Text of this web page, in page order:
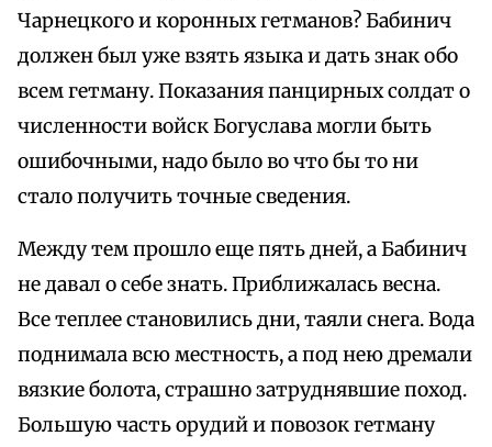
Чарнецкого и коронных гетманов? Бабинич
должен был уже взять языка и дать знак обо
всем гетману. Показания панцирных солдат о
численности войск Богуслава могли быть
ошибочными, надо было во что бы то ни
стало получить точные сведения.
Между тем прошло еще пять дней, а Бабинич
не давал о себе знать. Приближалась весна.
Все теплее становились дни, таяли снега. Вода
поднимала всю местность, а под нею дремали
вязкие болота, страшно затруднявшие поход.
Большую часть орудий и повозок гетману